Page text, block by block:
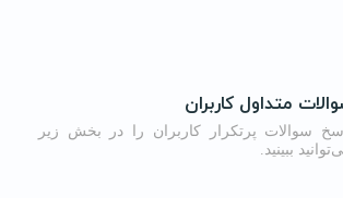
متداول کاربران
سوالات پرتکرار کاربران را در بخش زیر
ببینید.